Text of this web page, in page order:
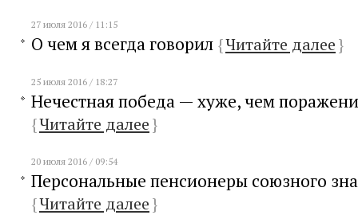
27 июля 2016 / 11:15
О чем я всегда говорил {Читайте далее}
25 июля 2016 / 18:27
Нечестная победа — хуже, чем
{Читайте далее}
20 июля 2016 / 09:54
Персональные пенсионеры союзного
{Читайте далее}